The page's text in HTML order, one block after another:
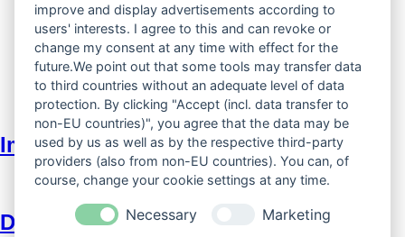
Alle Zeiten sind UTC+02:00
Alle Foren-Cookies löschen
Alle Zeiten sindUTC+02:00
Alle Foren-Cookies löschen
Impressum
Datenschutzerklärung
improve and display advertisements according to
users' interests. I agree to this and can revoke or
change my consent at any time with effect for the
future.We point out that some tools may transfer data
to third countries without an adequate level of data
protection. By clicking "Accept (incl. data transfer to
non-EU countries)", you agree that the data may be
used by us as well as by the respective third-party
providers (also from non-EU countries). You can, of
course, change your cookie settings at any time.
Necessary Marketing